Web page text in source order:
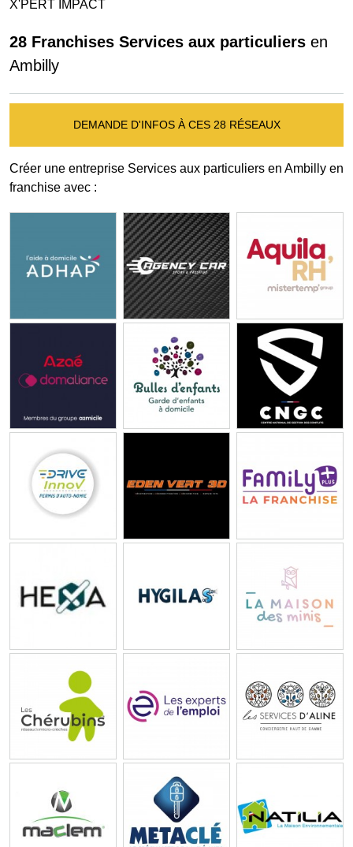
X'PERT IMPACT
28 Franchises Services aux particuliers en
Ambilly
DEMANDE D'INFOS À CES 28 RÉSEAUX
Créer une entreprise Services aux particuliers en Ambilly en
franchise avec :